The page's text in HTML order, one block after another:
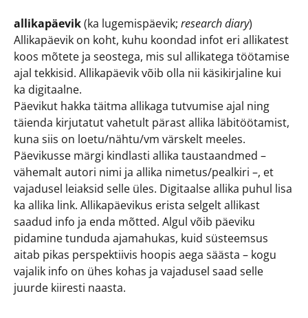
allikapäevik(ka lugemispäevik; research diary)
Allikapäevik on koht, kuhu koondad infot eri allikatest
koos mõtete ja seostega, mis sul allikatega töötamise
ajal tekkisid. Allikapäevik võib olla nii käsikirjaline kui
ka digitaalne.
Päevikut hakka täitma allikaga tutvumise ajal ning
täienda kirjutatut vahetult pärast allika läbitöötamist,
kuna siis on loetu/nähtu/vm värskelt meeles.
Päevikusse märgi kindlasti allika taustaandmed –
vähemalt autori nimi ja allika nimetus/pealkiri –, et
vajadusel leiaksid selle üles. Digitaalse allika puhul lisa
ka allika link. Allikapäevikus erista selgelt allikast
saadud info ja enda mõtted. Algul võib päeviku
pidamine tunduda ajamahukas, kuid süsteemsus
aitab pikas perspektiivis hoopis aega säästa – kogu
vajalik info on ühes kohas ja vajadusel saad selle
juurde kiiresti naasta.